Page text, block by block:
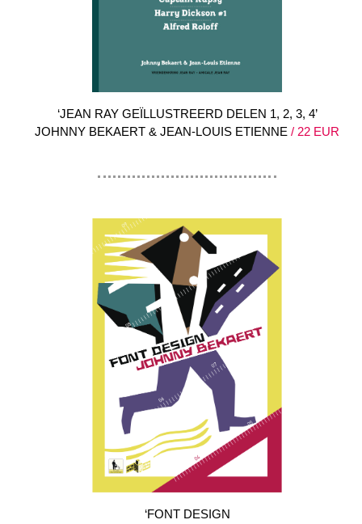
‘JEAN RAY GEÏLLUSTREERD DELEN 1, 2, 3, 4’
JOHNNY BEKAERT & JEAN-LOUIS ETIENNE / 22 EUR
‘FONT DESIGN